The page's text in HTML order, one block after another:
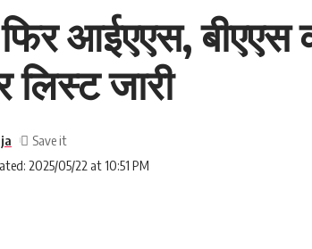
फिर आईएएस,
जारी
2025/05/22 at 10:51 PM